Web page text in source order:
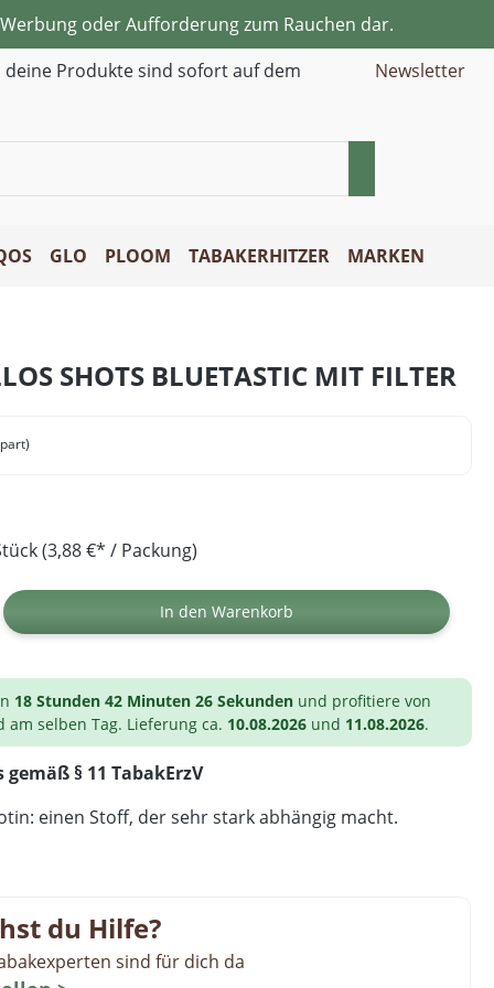
oder Aufforderung zum Rauchen dar.
deine Produkte sind sofort auf dem
Newsletter
GLO PLOOM TABAKERHITZER MARKEN
SHOTS BLUETASTIC MIT FILTER
(3,88 €* / Packung)
den gewünschten Wert ein oder
In den Warenkorb
18 Stunden 42 Minuten 25 Sekunden und profitiere von
am selben Tag. Lieferung ca. 10.08.2026 und 11.08.2026.
§ 11 TabakErzV
einen Stoff, der sehr stark abhängig macht.
du Hilfe?
sind für dich da